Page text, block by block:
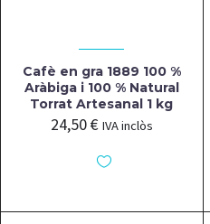
Cafè en gra 1889 100 %
Aràbiga i 100 % Natural
Torrat Artesanal 1 kg
24,50€ IVA inclòs